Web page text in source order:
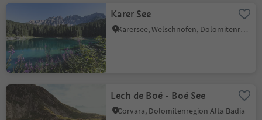
Karer See
Karersee, Welschnofen, Dolomitenregion Eggental
Lech de Boé - Boé See
Corvara, Dolomitenregion Alta Badia